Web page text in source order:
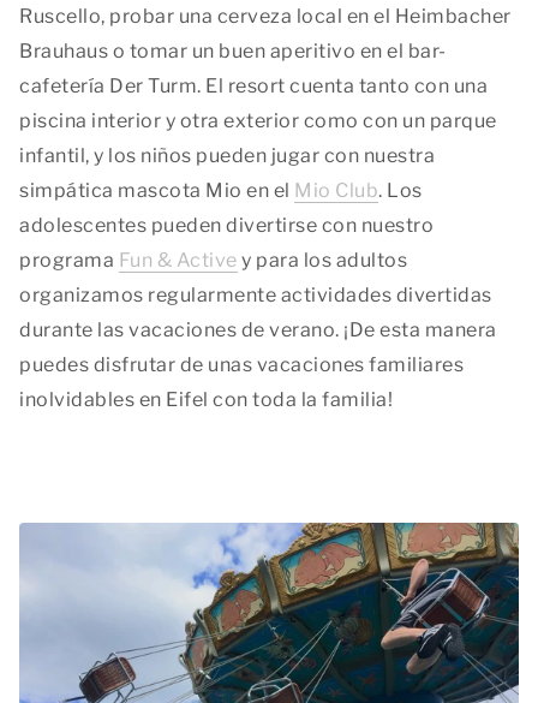
Ruscello, probar una cerveza local en el Heimbacher
Brauhaus o tomar un buen aperitivo en el bar-
cafetería Der Turm. El resort cuenta tanto con una
piscina interior y otra exterior como con un parque
infantil, y los niños pueden jugar con nuestra
simpática mascota Mio en el Mio Club. Los
adolescentes pueden divertirse con nuestro
programa Fun & Active y para los adultos
organizamos regularmente actividades divertidas
durante las vacaciones de verano. ¡De esta manera
puedes disfrutar de unas vacaciones familiares
inolvidables en Eifel con toda la familia!